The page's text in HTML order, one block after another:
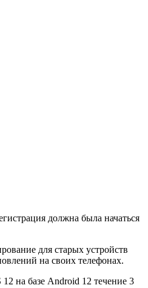
должна была начаться
для старых устройств
на своих телефонах.
на базе Android 12 течение 3